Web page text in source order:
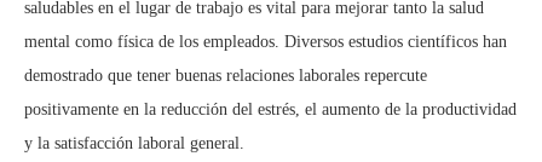
saludables en el lugar de trabajo es vital para mejorar tanto la salud
mental como física de los empleados. Diversos estudios científicos han
demostrado que tener buenas relaciones laborales repercute
positivamente en la reducción del estrés, el aumento de la productividad
y la satisfacción laboral general.